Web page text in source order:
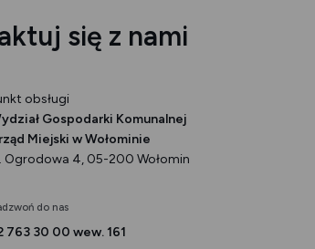
się z nami
obsługi
Gospodarki Komunalnej
Miejski w Wołominie
Ogrodowa 4, 05-200 Wołomin
do nas
763 30 00 wew. 161